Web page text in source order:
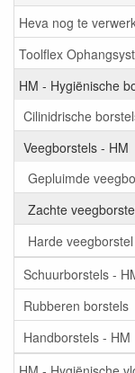
Heva nog te
Toolflex
HM - Hygiënische
Cilinidrische
Veegborstels - HM
Gepluimde
Zachte
Harde veegborstel
Schuurborstels -
Rubberen borstels
Handborstels - HM